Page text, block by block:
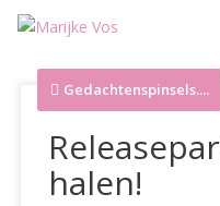
Skip
content
Gedachtenspinsels....
halen!